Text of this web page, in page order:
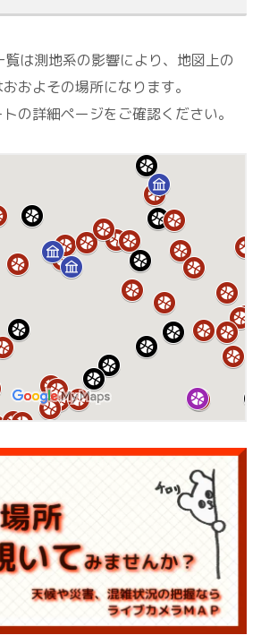
は測地系の影響により、地図上の
およその場所になります。
の詳細ページをご確認ください。